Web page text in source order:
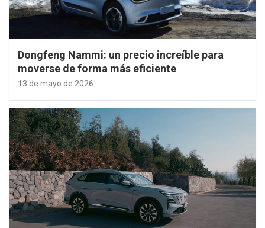
Dongfeng Nammi: un precio increíble para
moverse de forma más eficiente
13 de mayo de 2026